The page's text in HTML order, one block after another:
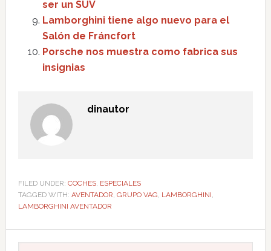
ser un SUV
Lamborghini tiene algo nuevo para el
Salón de Fráncfort
Porsche nos muestra como fabrica sus
insignias
dinautor
FILED UNDER: COCHES, ESPECIALES
TAGGED WITH: AVENTADOR, GRUPO VAG, LAMBORGHINI,
LAMBORGHINI AVENTADOR